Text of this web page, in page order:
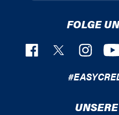
FOLGE